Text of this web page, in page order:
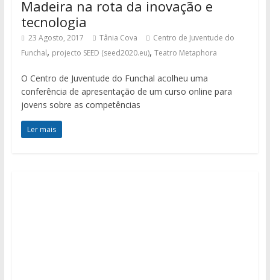
Madeira na rota da inovação e
tecnologia
23 Agosto, 2017 Tânia Cova
Centro de Juventude do
Funchal, projecto SEED (seed2020.eu), Teatro Metaphora
O Centro de Juventude do Funchal acolheu uma
conferência de apresentação de um curso online para
jovens sobre as competências
Ler mais